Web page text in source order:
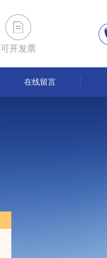
可开发票
在线留言